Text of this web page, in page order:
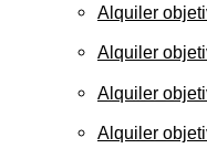
Alquiler
Alquiler
Alquiler
Alquiler